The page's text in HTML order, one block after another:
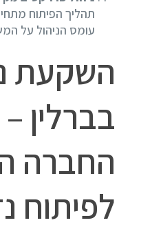
תהליך הפיתוח
עומס הניהול על
השקעת
בברלין
החברה
לפיתוח